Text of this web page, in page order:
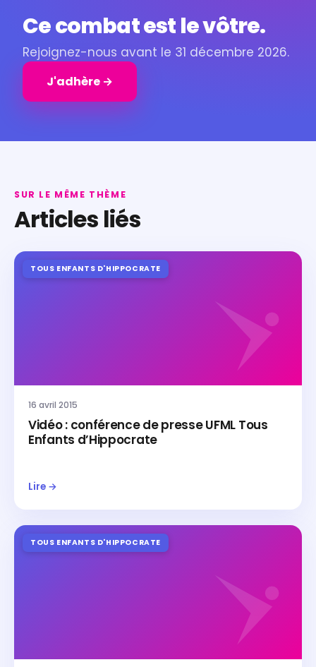
Ce combat est le vôtre.
Rejoignez-nous avant le 31 décembre 2026.
J'adhère →
SUR LE MÊME THÈME
Articles liés
TOUS ENFANTS D'HIPPOCRATE
16 avril 2015
Vidéo : conférence de presse UFML Tous
Enfants d’Hippocrate
Lire →
TOUS ENFANTS D'HIPPOCRATE